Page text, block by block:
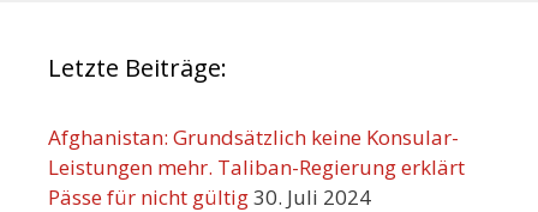
Letzte Beiträge:
Afghanistan: Grundsätzlich keine Konsular-
Leistungen mehr. Taliban-Regierung erklärt
Pässe für nicht gültig30. Juli 2024